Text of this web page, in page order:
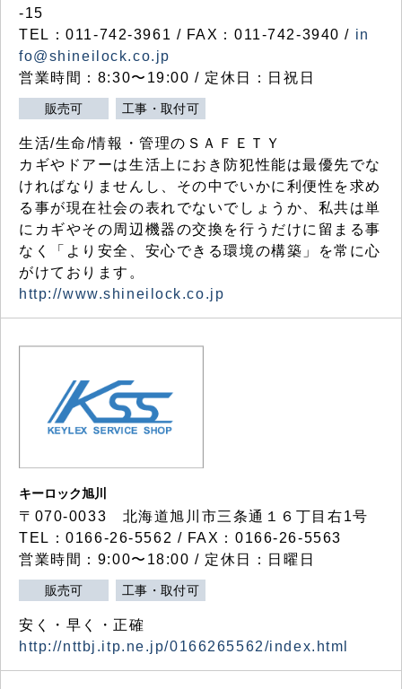
-15
TEL：011-742-3961 / FAX：011-742-3940 / in
fo@shineilock.co.jp
営業時間：8:30〜19:00 / 定休日：日祝日
販売可 工事・取付可
生活/生命/情報・管理のＳＡＦＥＴＹ
カギやドアーは生活上におき防犯性能は最優先でな
ければなりませんし、その中でいかに利便性を求め
る事が現在社会の表れでないでしょうか、私共は単
にカギやその周辺機器の交換を行うだけに留まる事
なく「より安全、安心できる環境の構築」を常に心
がけております。
http://www.shineilock.co.jp
キーロック旭川
〒070-0033 北海道旭川市三条通１６丁目右1号
TEL：0166-26-5562 / FAX：0166-26-5563
営業時間：9:00〜18:00 / 定休日：日曜日
販売可 工事・取付可
安く・早く・正確
http://nttbj.itp.ne.jp/0166265562/index.html